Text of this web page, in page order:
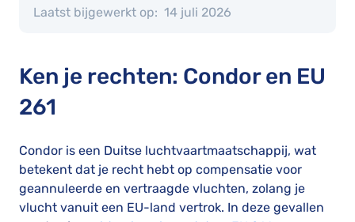
Laatst bijgewerkt op: 14 juli 2026
Ken je rechten: Condor en EU
261
Condor is een Duitse luchtvaartmaatschappij, wat
betekent dat je recht hebt op compensatie voor
geannuleerde en vertraagde vluchten, zolang je
vlucht vanuit een EU-land vertrok. In deze gevallen